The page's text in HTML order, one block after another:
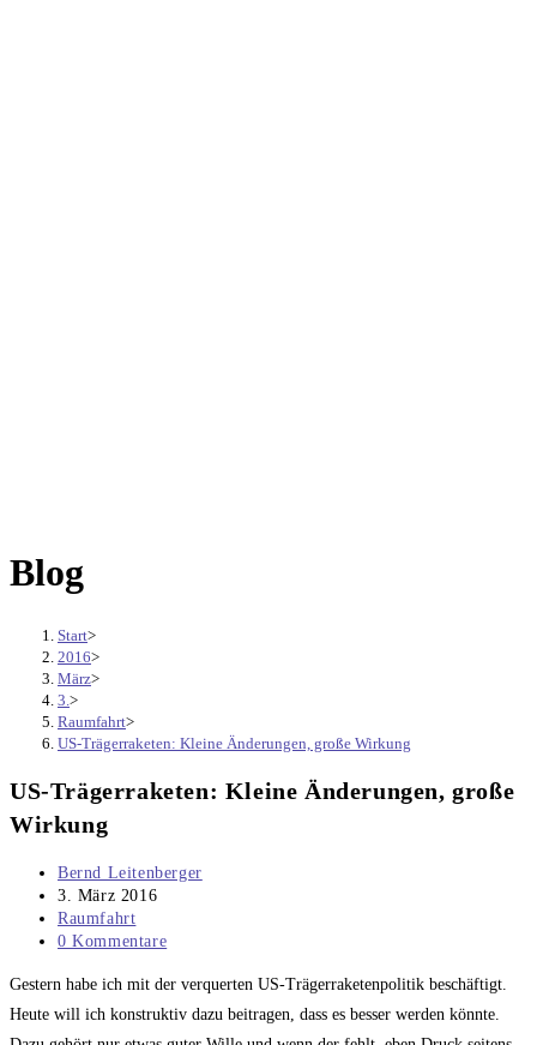
Blog
Start>
2016>
März>
3. >
Raumfahrt>
US-Trägerraketen: Kleine Änderungen, große Wirkung
US-Trägerraketen: Kleine Änderungen, große
Wirkung
Beitrags-
Autor:
Bernd Leitenberger
Beitrag
veröffentlicht:
3. März 2016
Beitrags-
Kategorie:
Raumfahrt
Beitrags-
0 Kommentare
Gestern habe ich mit der verquerten US-Trägerraketenpolitik beschäftigt.
Heute will ich konstruktiv dazu beitragen, dass es besser werden könnte.